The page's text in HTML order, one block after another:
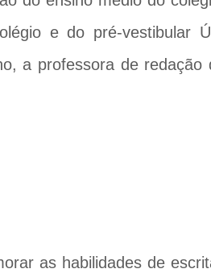
e do pré-vestibular
a professora de redação
as habilidades de